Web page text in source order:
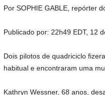
Por SOPHIE GABLE, repórter
Publicado por: 22h49 EDT, 12
Dois pilotos de quadriciclo
habitual e encontraram uma
Kathryn Wessner, 68 anos,